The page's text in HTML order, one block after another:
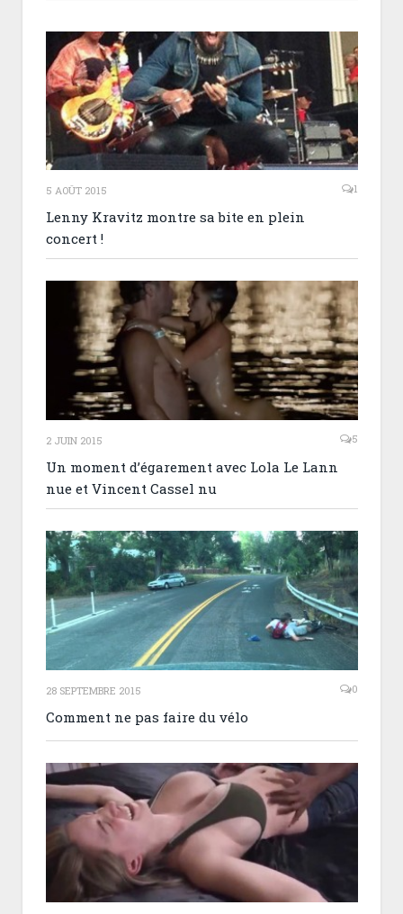
5 AOÛT 2015 1
Lenny Kravitz montre sa bite en plein
concert !
2 JUIN 2015 5
Un moment d’égarement avec Lola Le Lann
nue et Vincent Cassel nu
28 SEPTEMBRE 2015 0
Comment ne pas faire du vélo